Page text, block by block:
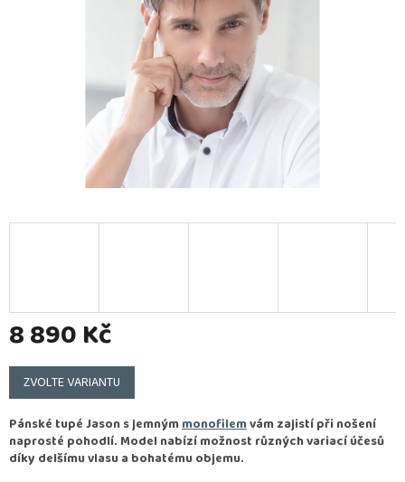
8 890 Kč
Měrná
cena:
ZVOLTE VARIANTU
Pánské tupé Jason s jemnýmmonofilemvám zajistí při nošení
naprosté pohodlí. Model nabízí možnost různých variací účesů
díky delšímu vlasu a bohatému objemu.